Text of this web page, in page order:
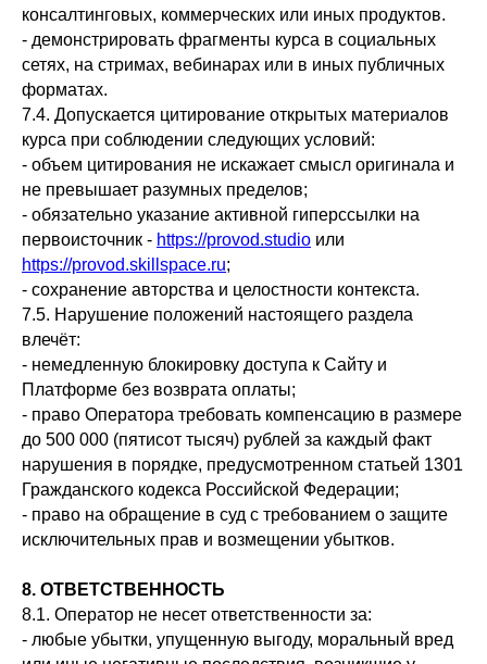
консалтинговых, коммерческих или иных продуктов.
- демонстрировать фрагменты курса в социальных
сетях, на стримах, вебинарах или в иных публичных
форматах.
7.4. Допускается цитирование открытых материалов
курса при соблюдении следующих условий:
- объем цитирования не искажает смысл оригинала и
не превышает разумных пределов;
- обязательно указание активной гиперссылки на
первоисточник - https://provod.studio или
https://provod.skillspace.ru;
- сохранение авторства и целостности контекста.
7.5. Нарушение положений настоящего раздела
влечёт:
- немедленную блокировку доступа к Сайту и
Платформе без возврата оплаты;
- право Оператора требовать компенсацию в размере
до 500 000 (пятисот тысяч) рублей за каждый факт
нарушения в порядке, предусмотренном статьей 1301
Гражданского кодекса Российской Федерации;
- право на обращение в суд с требованием о защите
исключительных прав и возмещении убытков.
8. ОТВЕТСТВЕННОСТЬ
8.1. Оператор не несет ответственности за:
- любые убытки, упущенную выгоду, моральный вред